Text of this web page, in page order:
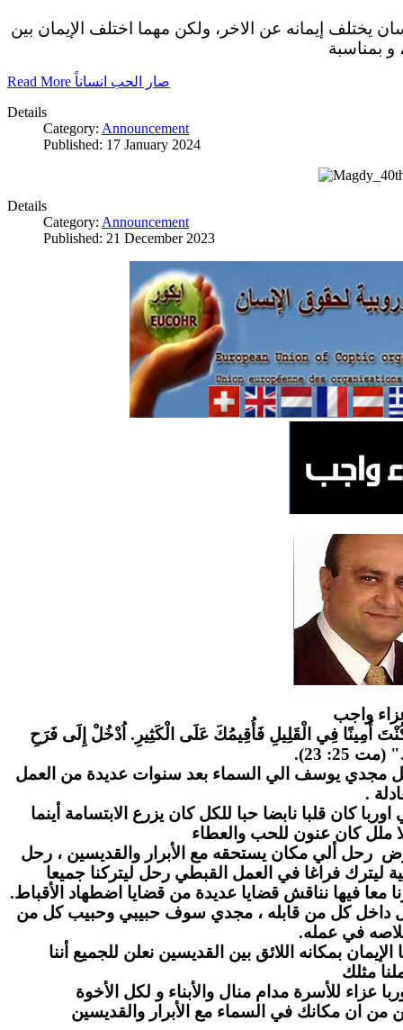
يختلف إيمانه عن الاخر، ولكن مهما اختلف الإيمان بين
و بمناسبة
Read More صار الحب انساناً
Details
Category: Announcement
Published: 17 January 2024
Details
Category: Announcement
Published: 21 December 2023
واجب
أَمِينًا فِي الْقَلِيلِ فَأُقِيمُكَ عَلَى الْكَثِيرِ. اُدْخُلْ إِلَى فَرَحِ
25: 23).
مجدي يوسف الي السماء بعد سنوات عديدة من العمل
.
كان قلبا نابضا حبا للكل كان يزرع الابتسامة أينما
ملل كان عنون للحب والعطاء
رحل ألي مكان يستحقه مع الأبرار والقديسين ، رحل
ليترك فراغا في العمل القبطي رحل ليتركنا جميعا
فيها نناقش قضايا عديدة من قضايا اضطهاد الأقباط.
داخل كل من قابله ، مجدي سوف حبيبي وحبيب كل من
في عمله.
بمكانه اللائق بين القديسين نعلن للجميع أننا
مثلك
عزاء للأسرة مدام منال والأبناء و لكل الأخوة
من ان مكانك في السماء مع الأبرار والقديسين